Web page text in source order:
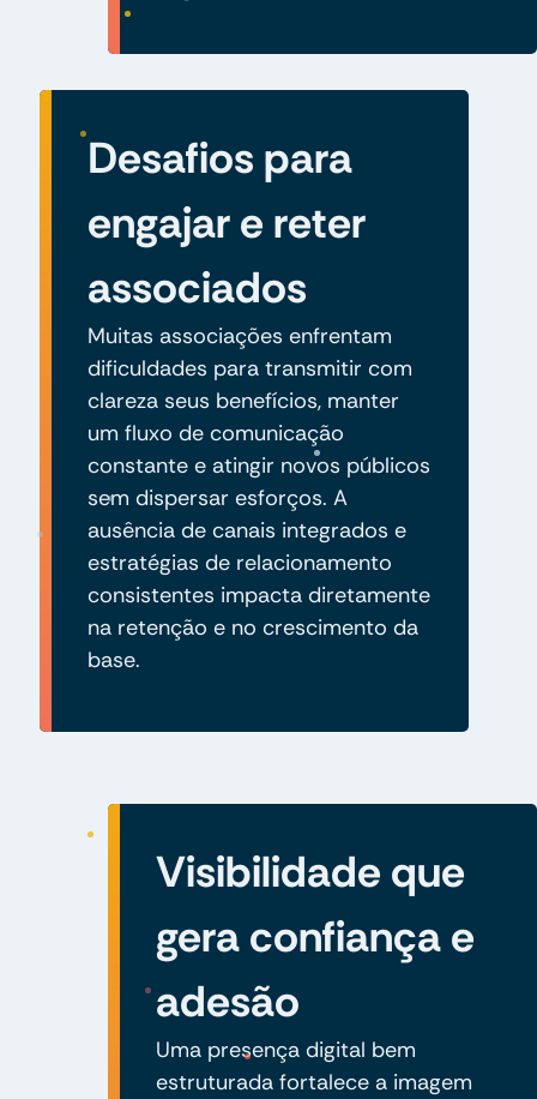
Desafios para
engajar e reter
associados
Muitas associações enfrentam
dificuldades para transmitir com
clareza seus benefícios, manter
um fluxo de comunicação
constante e atingir novos públicos
sem dispersar esforços. A
ausência de canais integrados e
estratégias de relacionamento
consistentes impacta diretamente
na retenção e no crescimento da
base.
Visibilidade que
gera confiança e
adesão
Uma presença digital bem
estruturada fortalece a imagem